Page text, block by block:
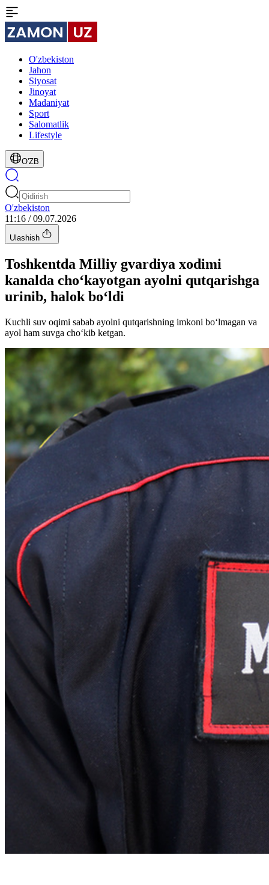
O'zbekiston
Jahon
Siyosat
Jinoyat
Madaniyat
Sport
Salomatlik
Lifestyle
O'ZB
O'zbekiston
11:16 / 09.07.2026
Ulashish
Toshkentda Milliy gvardiya xodimi
kanalda cho‘kayotgan ayolni qutqarishga
urinib, halok bo‘ldi
Kuchli suv oqimi sabab ayolni qutqarishning imkoni bo‘lmagan va
ayol ham suvga cho‘kib ketgan.